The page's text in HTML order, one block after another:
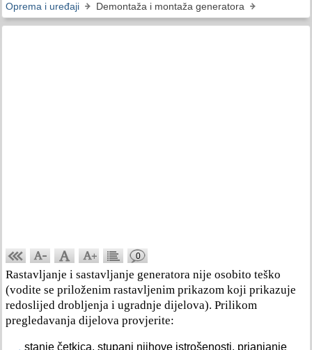
Oprema i uređaji
Demontaža i montaža generatora
0
Rastavljanje i sastavljanje generatora nije osobito teško
(vodite se priloženim rastavljenim prikazom koji prikazuje
redoslijed drobljenja i ugradnje dijelova). Prilikom
pregledavanja dijelova provjerite:
stanje četkica, stupanj njihove istrošenosti, prianjanje